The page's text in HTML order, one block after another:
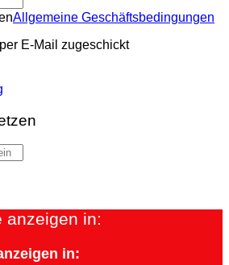
Allgemeine Geschäftsbedingungen
E-Mail zugeschickt
anzeigen in:
in: